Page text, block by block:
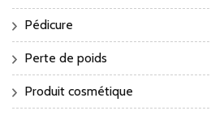
Pédicure
Perte de poids
Produit cosmétique